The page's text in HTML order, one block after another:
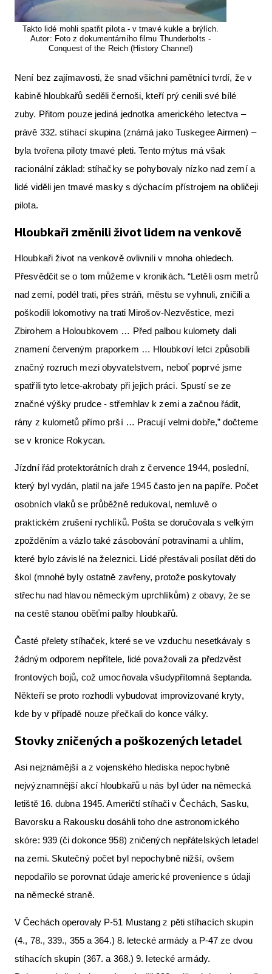
Takto lidé mohli spatřit pilota - v tmavé kukle a brýlích.
Autor: Foto z dokumentárního filmu Thunderbolts -
Conquest of the Reich (History Channel)
Není bez zajímavosti, že snad všichni pamětníci tvrdí, že v
kabině hloubkařů seděli černoši, kteří prý cenili své bílé
zuby. Přitom pouze jediná jednotka amerického letectva –
právě 332. stíhací skupina (známá jako Tuskegee Airmen) –
byla tvořena piloty tmavé pleti. Tento mýtus má však
racionální základ: stíhačky se pohybovaly nízko nad zemí a
lidé viděli jen tmavé masky s dýchacím přístrojem na obličeji
pilota.
Hloubkaři změnili život lidem na venkově
Hloubkaři život na venkově ovlivnili v mnoha ohledech.
Přesvědčit se o tom můžeme v kronikách. “Letěli osm metrů
nad zemí, podél trati, přes stráň, městu se vyhnuli, zničili a
poškodili lokomotivy na trati Mirošov-Nezvěstice, mezi
Zbirohem a Holoubkovem … Před palbou kulomety dali
znamení červeným praporkem … Hloubkoví letci způsobili
značný rozruch mezi obyvatelstvem, neboť poprvé jsme
spatřili tyto letce-akrobaty při jejich práci. Spustí se ze
značné výšky prudce - střemhlav k zemi a začnou řádit,
rány z kulometů přímo prší … Pracují velmi dobře,” dočteme
se v kronice Rokycan.
Jízdní řád protektorátních drah z července 1944, poslední,
který byl vydán, platil na jaře 1945 často jen na papíře. Počet
osobních vlaků se průběžně redukoval, nemluvě o
praktickém zrušení rychlíků. Pošta se doručovala s velkým
zpožděním a vázlo také zásobování potravinami a uhlím,
které bylo závislé na železnici. Lidé přestávali posílat děti do
škol (mnohé byly ostatně zavřeny, protože poskytovaly
střechu nad hlavou německým uprchlíkům) z obavy, že se
na cestě stanou oběťmi palby hloubkařů.
Časté přelety stíhaček, které se ve vzduchu nesetkávaly s
žádným odporem nepřítele, lidé považovali za předzvěst
frontových bojů, což umocňovala všudypřítomná šeptanda.
Někteří se proto rozhodli vybudovat improvizované kryty,
kde by v případě nouze přečkali do konce války.
Stovky zničených a poškozených letadel
Asi nejznámější a z vojenského hlediska nepochybně
nejvýznamnější akcí hloubkařů u nás byl úder na německá
letiště 16. dubna 1945. Američtí stíhači v Čechách, Sasku,
Bavorsku a Rakousku dosáhli toho dne astronomického
skóre: 939 (či dokonce 958) zničených nepřátelských letadel
na zemi. Skutečný počet byl nepochybně nižší, ovšem
nepodařilo se porovnat údaje americké provenience s údaji
na německé straně.
V Čechách operovaly P-51 Mustang z pěti stíhacích skupin
(4., 78., 339., 355 a 364.) 8. letecké armády a P-47 ze dvou
stíhacích skupin (367. a 368.) 9. letecké armády.